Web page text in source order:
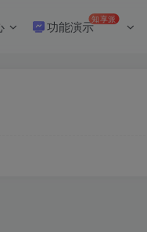
功能演示知享派